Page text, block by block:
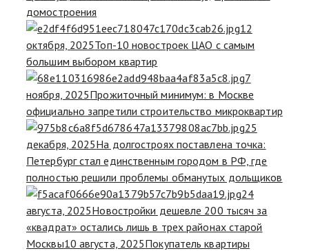
домостроения
12
октября, 2025Топ-10 новостроек ЦАО с самым
большим выбором квартир
7
ноября, 2025Прожиточный минимум: в Москве
официально запретили строительство микроквартир
25
декабря, 2025На долгостроях поставлена точка:
Петербург стал единственным городом в РФ, где
полностью решили проблемы обманутых дольщиков
24
августа, 2025Новостройки дешевле 200 тысяч за
«квадрат» остались лишь в трех районах старой
Москвы10 августа, 2025Покупатель квартиры